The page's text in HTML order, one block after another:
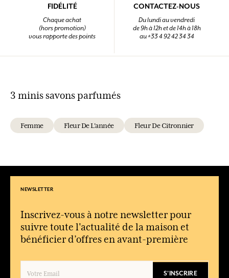
FIDÉLITÉ
Chaque achat
(hors promotion)
vous rapporte des points
CONTACTEZ-NOUS
Du lundi au vendredi
de 9h à 12h et de 14h à 18h
au +33 4 92 42 34 34
3 minis savons parfumés
Femme Fleur De L'année Fleur De Citronnier
NEWSLETTER
Inscrivez-vous à notre newsletter pour
suivre toute l'actualité de la maison et
bénéficier d’offres en avant-première
S'INSCRIRE